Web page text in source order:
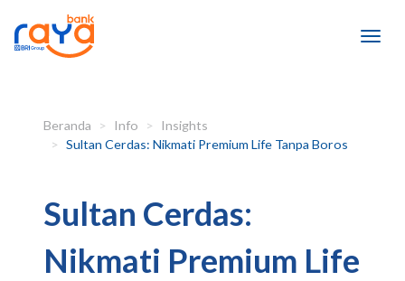
Beranda Info
Insights
Sultan Cerdas: Nikmati Premium Life Tanpa Boros
Sultan Cerdas:
Nikmati Premium Life